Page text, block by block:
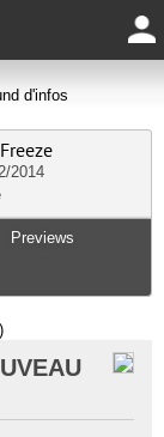
d'infos
2014
Previews